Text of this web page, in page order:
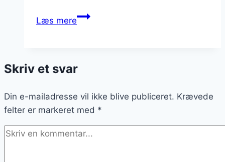
Læs mereKyllingelår
paprika
honning
Skriv et svar
Din e-mailadresse vil ikke blive publiceret. Krævede
felter er markeret med *